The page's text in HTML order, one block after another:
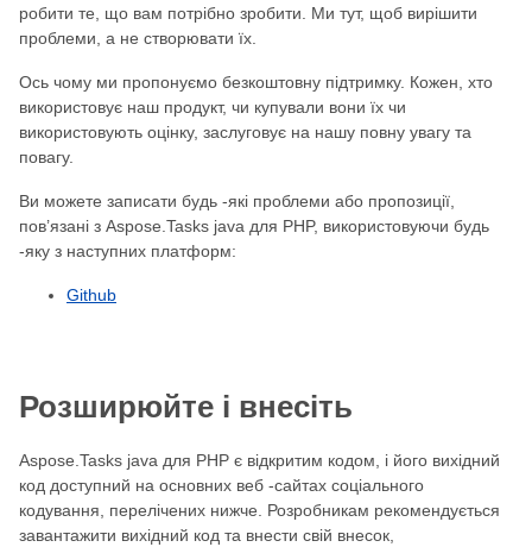
робити те, що вам потрібно зробити. Ми тут, щоб вирішити
проблеми, а не створювати їх.
Ось чому ми пропонуємо безкоштовну підтримку. Кожен, хто
використовує наш продукт, чи купували вони їх чи
використовують оцінку, заслуговує на нашу повну увагу та
повагу.
Ви можете записати будь -які проблеми або пропозиції,
пов’язані з Aspose.Tasks java для PHP, використовуючи будь
-яку з наступних платформ:
Github
Розширюйте і внесіть
Aspose.Tasks java для PHP є відкритим кодом, і його вихідний
код доступний на основних веб -сайтах соціального
кодування, перелічених нижче. Розробникам рекомендується
завантажити вихідний код та внести свій внесок,